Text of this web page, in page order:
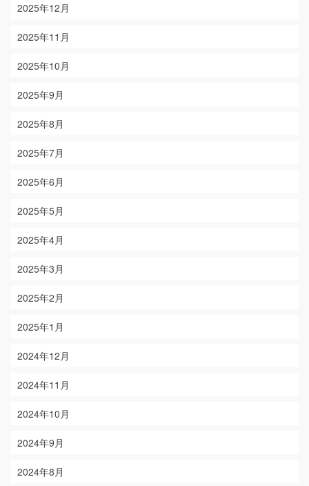
2025年12月
2025年11月
2025年10月
2025年9月
2025年8月
2025年7月
2025年6月
2025年5月
2025年4月
2025年3月
2025年2月
2025年1月
2024年12月
2024年11月
2024年10月
2024年9月
2024年8月